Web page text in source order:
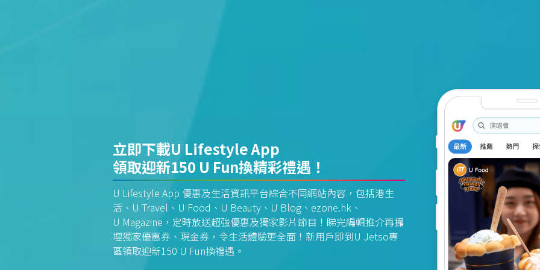
立即下載U Lifestyle App
領取迎新150 U Fun換精彩禮遇！
U Lifestyle App 優惠及生活資訊平台綜合不同網站內容，包括港生
活、U Travel、U Food、U Beauty、U Blog、ezone.hk、
U Magazine，定時放送超強優惠及獨家影片節目！睇完編輯推介再攞
埋獨家優惠券、現金券，令生活體驗更全面！新用戶即到U Jetso專
區領取迎新150 U Fun換禮遇。